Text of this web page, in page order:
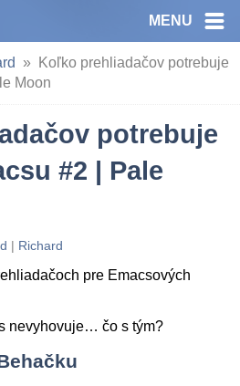
MENU
Koľko prehliadačov potrebuje
Moon
potrebuje
#2 | Pale
| Richard
pre Emacsových
nevyhovuje… čo s tým?